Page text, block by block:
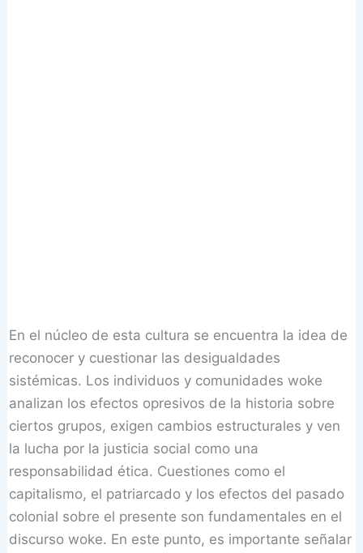
En el núcleo de esta cultura se encuentra la idea de
reconocer y cuestionar las desigualdades
sistémicas. Los individuos y comunidades woke
analizan los efectos opresivos de la historia sobre
ciertos grupos, exigen cambios estructurales y ven
la lucha por la justicia social como una
responsabilidad ética. Cuestiones como el
capitalismo, el patriarcado y los efectos del pasado
colonial sobre el presente son fundamentales en el
discurso woke. En este punto, es importante señalar